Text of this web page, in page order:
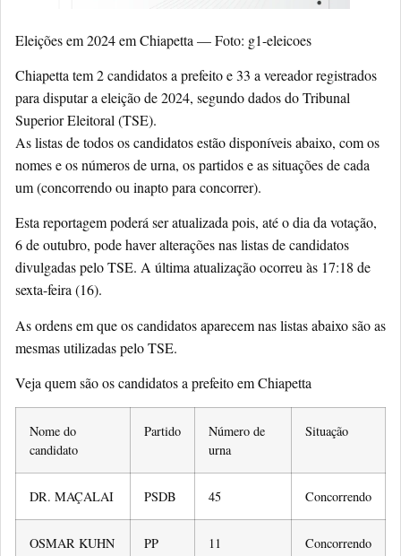
Eleições em 2024 em Chiapetta — Foto: g1-eleicoes
Chiapetta tem 2 candidatos a prefeito e 33 a vereador registrados
para disputar a eleição de 2024, segundo dados do Tribunal
Superior Eleitoral (TSE).
As listas de todos os candidatos estão disponíveis abaixo, com os
nomes e os números de urna, os partidos e as situações de cada
um (concorrendo ou inapto para concorrer).
Esta reportagem poderá ser atualizada pois, até o dia da votação,
6 de outubro, pode haver alterações nas listas de candidatos
divulgadas pelo TSE. A última atualização ocorreu às 17:18 de
sexta-feira (16).
As ordens em que os candidatos aparecem nas listas abaixo são as
mesmas utilizadas pelo TSE.
Veja quem são os candidatos a prefeito em Chiapetta
Nome do
candidato
Partido
Número de
urna
Situação
DR. MAÇALAI PSDB 45 Concorrendo
OSMAR KUHN PP 11 Concorrendo